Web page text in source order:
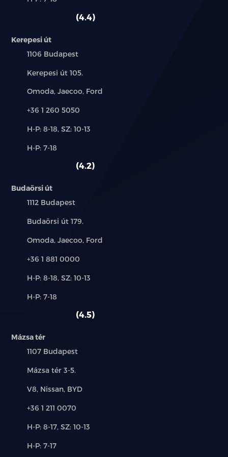
HDC)
Keréknyomás figyelő rendszer (TPMS)
Sávtartást segítő es sávelhagyásra figyelmeztető
rendszerek (LCA,LDW)
Holttérfigyelő rendszer (BSD)
Nyitott ajtóra figyelmeztető jelzés (DOW)
Hátsó ütközésre figyelmeztető rendszer (RCW)
Hátsó keresztforgalomra figyelmeztető rendszer
(RCTA)
Intelligens kanyarsebesség-szabályozás (CSA)
fékezés (RCTB)
Intelligens távolsági fényszóró vezérlés (IHC)
Automatikus vészfékezés funkció
Forgalmi torlódás asszisztens (TJA)
rendszer (SCF, SLIF)
Vészhelyzeti sávtartó asszisztens (ELK)
4.4
Kerepesi út
Település:
1106 Budapest
Cím:
Kerepesi út 105.
Márkák:
Omoda, Jaecoo, Ford
Telefon:
+36 1 260 5050
Új-
használt
H-P: 8-18, SZ: 10-13
Alkatrész,
H-P: 7-18
4.2
Budaörsi út
Település:
1112 Budapest
Cím:
Budaörsi út 179.
Márkák:
Omoda, Jaecoo, Ford
Telefon:
+36 1 881 0000
Új-
használt
H-P: 8-18, SZ: 10-13
Alkatrész,
H-P: 7-18
4.5
Mázsa tér
Település:
1107 Budapest
Cím:
Mázsa tér 3-5.
Márkák:
V8, Nissan, BYD
Telefon:
+36 1 211 0070
Új-
használt
H-P: 8-17, SZ: 10-13
Alkatrész,
H-P: 7-17